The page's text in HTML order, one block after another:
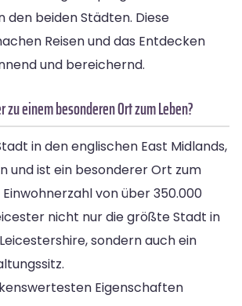
den beiden Städten. Diese
Reisen und das Entdecken
und bereichernd.
zu einem besonderen Ort zum Leben?
in den englischen East Midlands,
und ist ein besonderer Ort zum
von über 350.000
nicht nur die größte Stadt in
sondern auch ein
Eigenschaften